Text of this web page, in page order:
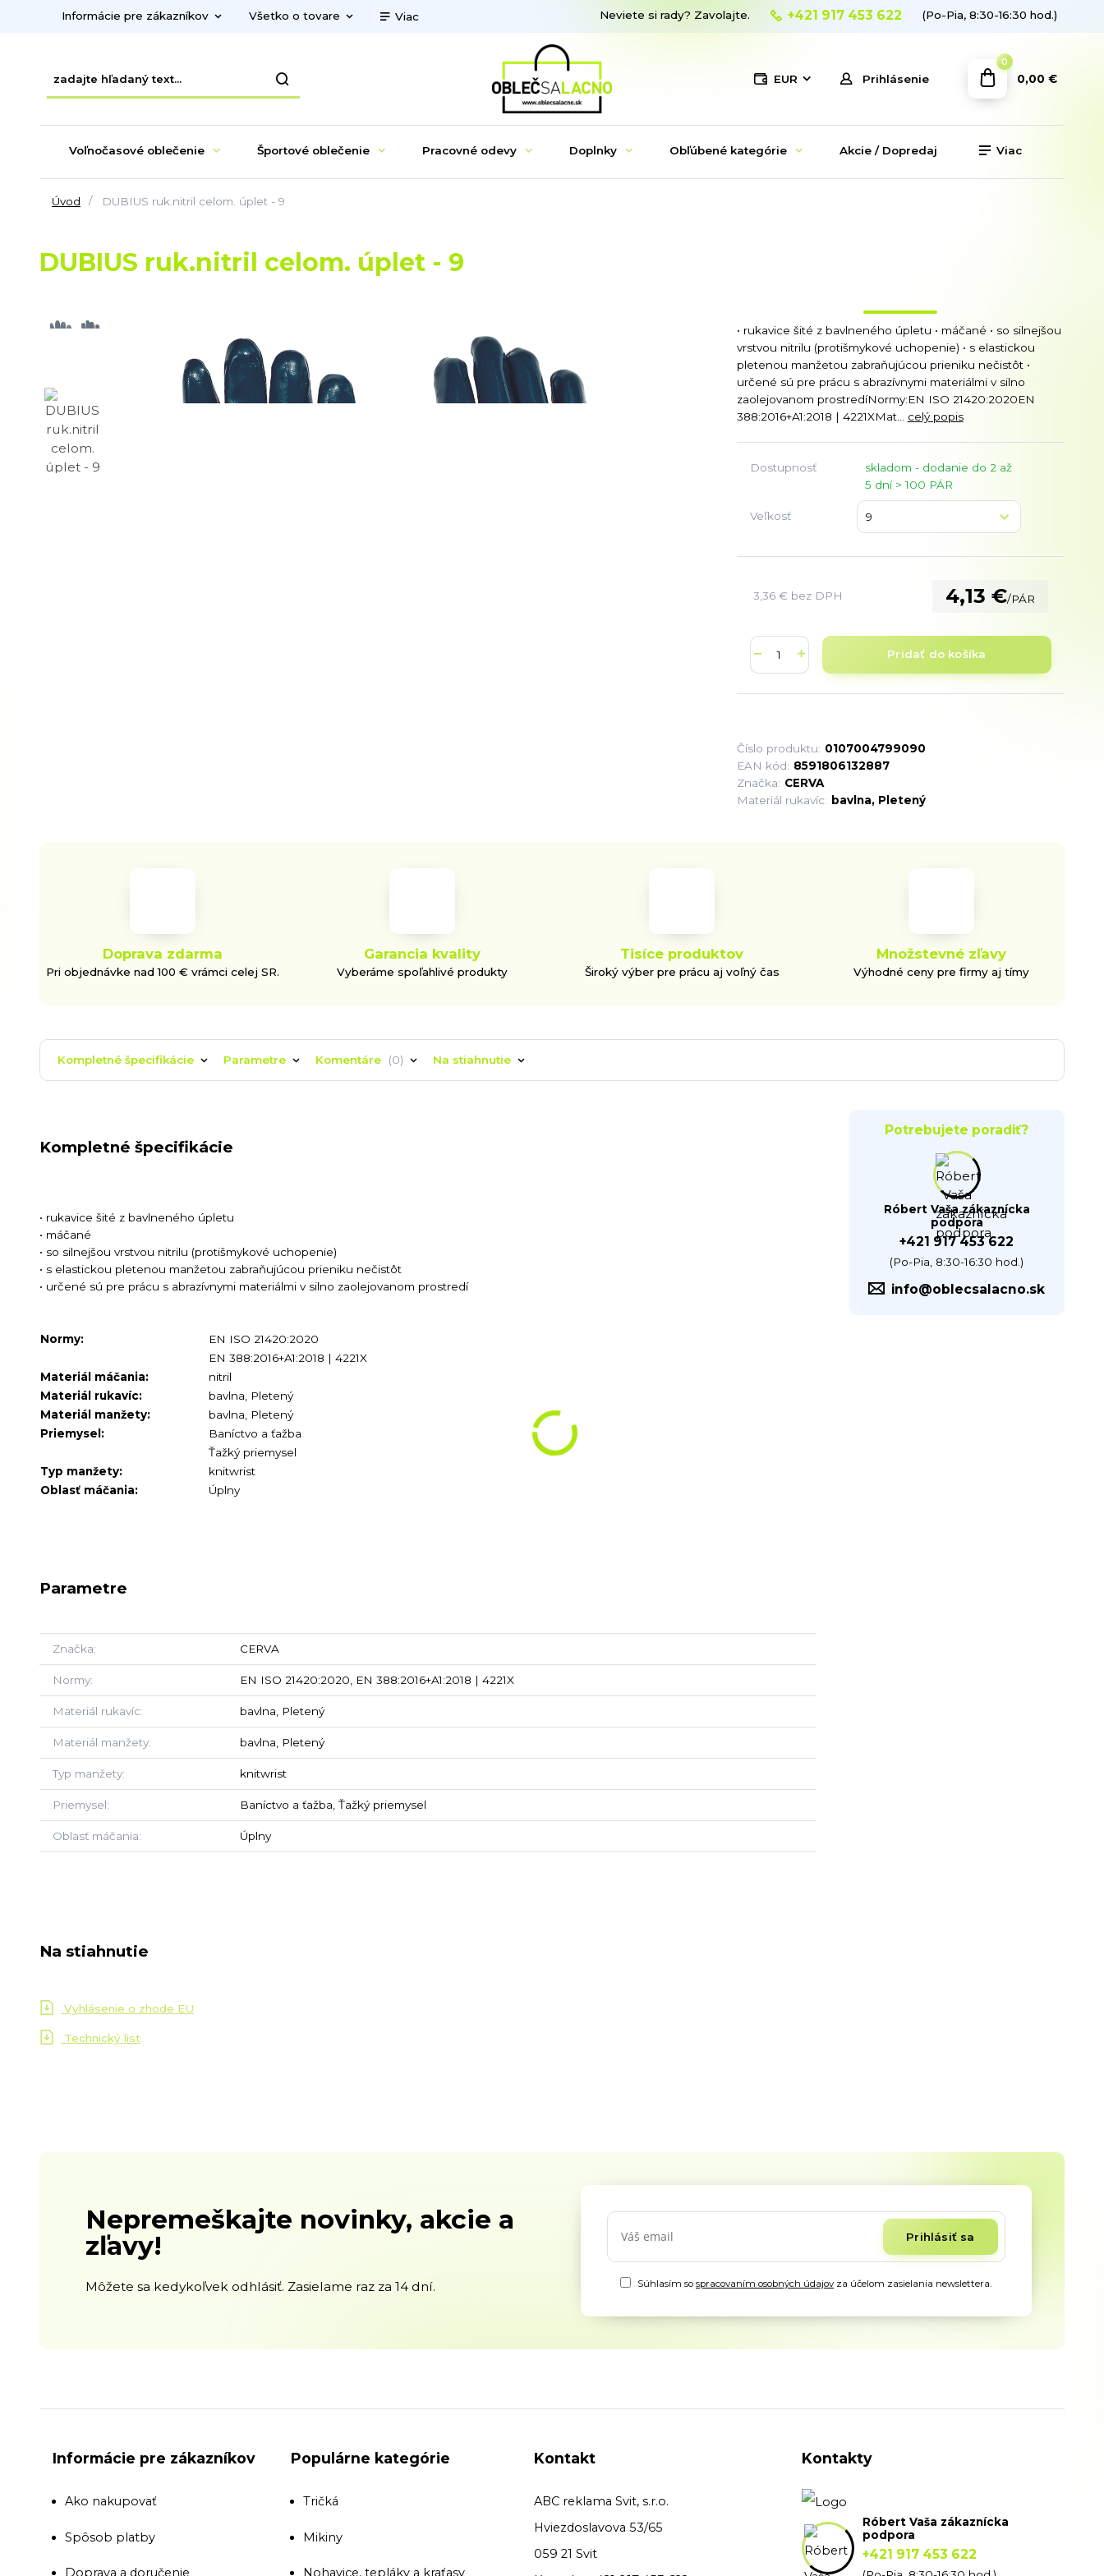
Informácie pre zákazníkov Všetko o tovare Viac
EUR Prihlásenie
Neviete si rady? Zavolajte. +421 917 453 622 (Po-Pia, 8:30-16:30 hod.)
0
0,00 €
Voľnočasové oblečenie Športové oblečenie Pracovné odevy Doplnky Obľúbené kategórie Akcie / Dopredaj Viac
Úvod DUBIUS ruk.nitril celom. úplet - 9
DUBIUS ruk.nitril celom. úplet - 9
• rukavice šité z bavlneného úpletu • máčané • so silnejšou
vrstvou nitrilu (protišmykové uchopenie) • s elastickou
pletenou manžetou zabraňujúcou prieniku nečistôt •
určené sú pre prácu s abrazívnymi materiálmi v silno
zaolejovanom prostredíNormy:EN ISO 21420:2020EN
388:2016+A1:2018 | 4221XMat... celý popis
Dostupnosť
skladom - dodanie do 2 až
5 dní > 100 PÁR
Veľkosť
4,13 €/PÁR
3,36 € bez DPH
Pridať do košíka
Číslo produktu: 0107004799090
EAN kód: 8591806132887
Značka: CERVA
Materiál rukavíc: bavlna, Pletený
Doprava zdarma
Pri objednávke nad 100 € vrámci celej SR.
Garancia kvality
Vyberáme spoľahlivé produkty
Tisíce produktov
Široký výber pre prácu aj voľný čas
Množstevné zľavy
Výhodné ceny pre firmy aj tímy
Kompletné špecifikácie Parametre Komentáre 0 Na stiahnutie
Kompletné špecifikácie
• rukavice šité z bavlneného úpletu
• máčané
• so silnejšou vrstvou nitrilu (protišmykové uchopenie)
• s elastickou pletenou manžetou zabraňujúcou prieniku nečistôt
• určené sú pre prácu s abrazívnymi materiálmi v silno zaolejovanom prostredí
Normy:
EN ISO 21420:2020
EN 388:2016+A1:2018 | 4221X
Materiál máčania:
nitril
Materiál rukavíc:
bavlna, Pletený
Materiál manžety:
bavlna, Pletený
Priemysel:
Baníctvo a ťažba
Ťažký priemysel
Typ manžety:
knitwrist
Oblasť máčania:
Úplny
Parametre
Značka CERVA
Normy EN ISO 21420:2020, EN 388:2016+A1:2018 | 4221X
Materiál rukavíc bavlna, Pletený
Materiál manžety bavlna, Pletený
Typ manžety knitwrist
Priemysel Baníctvo a ťažba, Ťažký priemysel
Oblasť máčania Úplny
Potrebujete poradiť?
Róbert Vaša zákaznícka
podpora
+421 917 453 622
(Po-Pia, 8:30-16:30 hod.)
info@oblecsalacno.sk
Na stiahnutie
Vyhlásenie o zhode EU
Technický list
Nepremeškajte novinky, akcie a
zľavy!
Môžete sa kedykoľvek odhlásiť. Zasielame raz za 14 dní.
Prihlásiť sa
Súhlasím sospracovaním osobných údajov za účelom zasielania newslettera.
Informácie pre zákazníkov
Ako nakupovať
Spôsob platby
Populárne kategórie
Tričká
Mikiny
Kontakt
ABC reklama Svit, s.r.o.
Hviezdoslavova 53/65
059 21 Svit
Kontakty
Róbert Vaša zákaznícka
podpora
+421 917 453 622